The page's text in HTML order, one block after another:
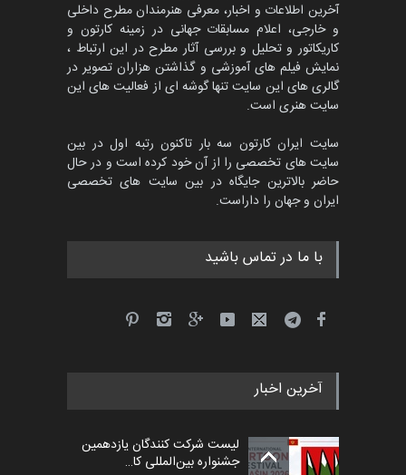
پنجمین مسابقۀ بین‌المللی
کارتون CARTUNION ، …
مهلت 3 ماه دیگر
مسابقۀ بین‌المللی کارتون و
کاریکاتور «البغلی…
مهلت
مهلت
پنجمین مسابقۀ بین‌المللی
مهلت 5 ماه دیگر
آخرین اطلاعات و اخبار، معرفی هنرمندان مطرح داخلی
و خارجی، اعلام مسابقات جهانی در زمینه کارتون و
کاریکاتور و تحلیل و بررسی آثار مطرح در این ارتباط ،
نمایش فیلم های آموزشی و گذاشتن هزاران تصویر در
گالری های این سایت تنها گوشه ای از فعالیت های این
سایت هنری است.
سایت ایران کارتون سه بار تاکنون رتبه اول در بین
سایت های تخصصی را از آن خود کرده است و در حال
حاضر بالاترین جایگاه در بین سایت های تخصصی
ایران و جهان را داراست.
با ما در تماس باشید
آخرین اخبار
لیست شرکت کنندگان یازدهمین
جشنواره بین‌المللی کا…